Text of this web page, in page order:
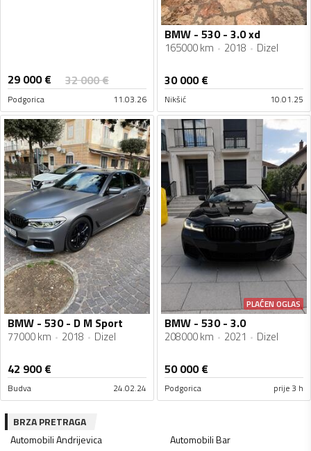
29 000€ 32 000€
Podgorica 11.03.26
BMW - 530 - 3.0 xd
165000 km 2018 Dizel
30 000€
Nikšić 10.01.25
BMW - 530 - D M Sport
77000 km 2018 Dizel
42 900€
Budva 24.02.24
PLAĆEN OGLAS
BMW - 530 - 3.0
208000 km 2021 Dizel
50 000€
Podgorica prije 3 h
BRZA PRETRAGA
AutomobiliAndrijevica AutomobiliBar